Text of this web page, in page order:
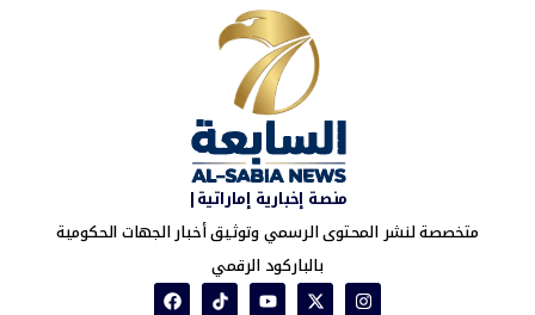
منصة إخبارية إماراتية|
متخصصة لنشر المحتوى الرسمي وتوثيق أخبار الجهات الحكومية
بالباركود الرقمي